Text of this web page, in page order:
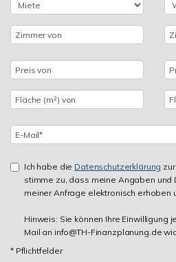
Ich habe die Datenschutzerklärung
stimme zu, dass meine Angaben und
meiner Anfrage elektronisch erhoben
Hinweis: Sie können Ihre Einwilligung
Mail an info@TH-Finanzplanung.de
* Pflichtfelder